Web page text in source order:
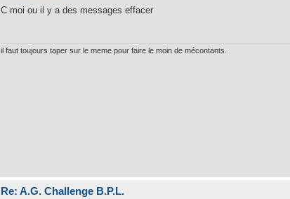
C moi ou il y a des messages effacer
il faut toujours taper sur le meme pour faire le moin de mécontants.
Re: A.G. Challenge B.P.L.